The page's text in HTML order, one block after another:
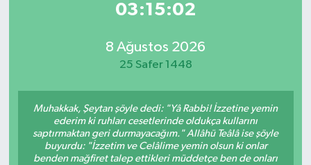
03:15:02
8 Ağustos 2026
25 Safer 1448
Muhakkak, Şeytan şöyle dedi: "Yâ Rabbi! İzzetine yemin
ederim ki ruhları cesetlerinde oldukça kullarını
saptırmaktan geri durmayacağım." Allâhü Teâlâ ise şöyle
buyurdu: "İzzetim ve Celâlime yemin olsun ki onlar
benden mağfiret talep ettikleri müddetçe ben de onları